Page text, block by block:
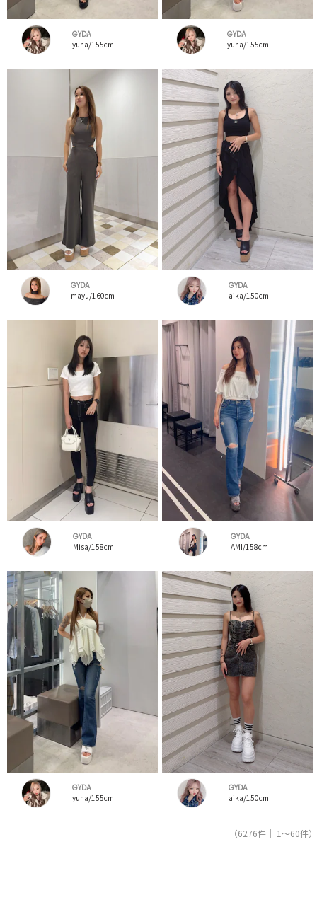
GYDA
yuna/155cm
GYDA
yuna/155cm
GYDA
mayu/160cm
GYDA
aika/150cm
GYDA
Misa/158cm
GYDA
AMI/158cm
GYDA
yuna/155cm
GYDA
aika/150cm
（6276件｜ 1～60件）